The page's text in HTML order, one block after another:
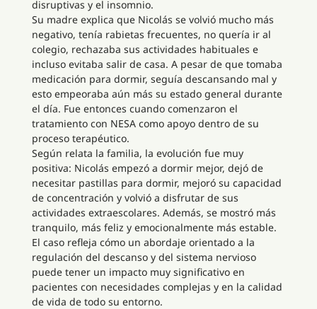
disruptivas y el insomnio.
Su madre explica que Nicolás se volvió mucho más
negativo, tenía rabietas frecuentes, no quería ir al
colegio, rechazaba sus actividades habituales e
incluso evitaba salir de casa. A pesar de que tomaba
medicación para dormir, seguía descansando mal y
esto empeoraba aún más su estado general durante
el día. Fue entonces cuando comenzaron el
tratamiento con NESA como apoyo dentro de su
proceso terapéutico.
Según relata la familia, la evolución fue muy
positiva: Nicolás empezó a dormir mejor, dejó de
necesitar pastillas para dormir, mejoró su capacidad
de concentración y volvió a disfrutar de sus
actividades extraescolares. Además, se mostró más
tranquilo, más feliz y emocionalmente más estable.
El caso refleja cómo un abordaje orientado a la
regulación del descanso y del sistema nervioso
puede tener un impacto muy significativo en
pacientes con necesidades complejas y en la calidad
de vida de todo su entorno.